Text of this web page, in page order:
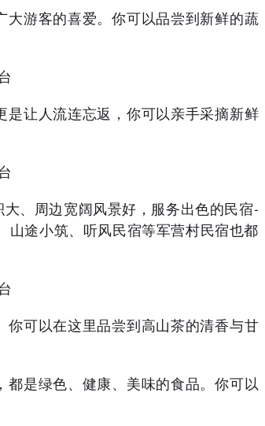
游客的喜爱。你可以品尝到新鲜的蔬
让人流连忘返，你可以亲手采摘新鲜
、周边宽阔风景好，服务出色的民宿-
途小筑、听风民宿等军营村民宿也都
可以在这里品尝到高山茶的清香与甘
是绿色、健康、美味的食品。你可以